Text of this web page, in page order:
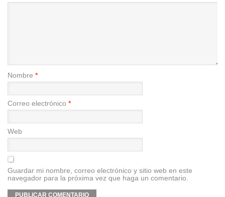
Nombre *
Correo electrónico *
Web
Guardar mi nombre, correo electrónico y sitio web en este
navegador para la próxima vez que haga un comentario.